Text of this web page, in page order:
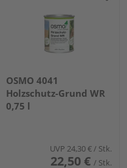
OSMO 4041
Holzschutz-Grund WR
0,75 l
UVP 24,30 €/ Stk.
22,50 € / Stk.